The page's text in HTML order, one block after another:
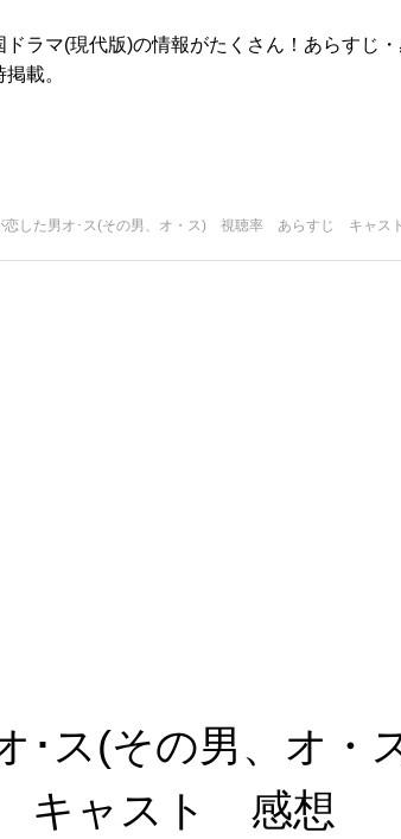
ドラマ(現代版)の情報がたくさん！あらすじ
掲載。
恋した男オ･ス(その男、オ・ス) 視聴率 あらすじ キャス
･ス(その男、オ
ャスト 感想